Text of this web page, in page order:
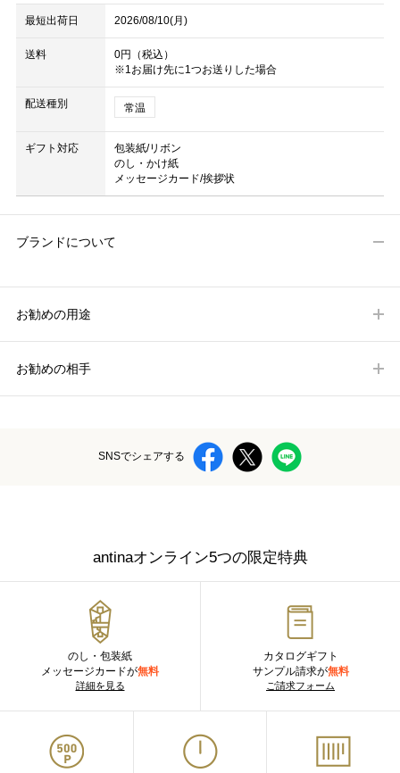
最短出荷日 2026/08/10(月)
送料
0円（税込）
※1お届け先に1つお送りした場合
配送種別 常温
ギフト対応
包装紙/リボン
のし・かけ紙
メッセージカード/挨拶状
ブランドについて
お勧めの用途
お勧めの相手
SNSでシェアする
antinaオンライン5つの限定特典
のし・包装紙
メッセージカードが無料
詳細を見る
カタログギフト
サンプル請求が無料
ご請求フォーム